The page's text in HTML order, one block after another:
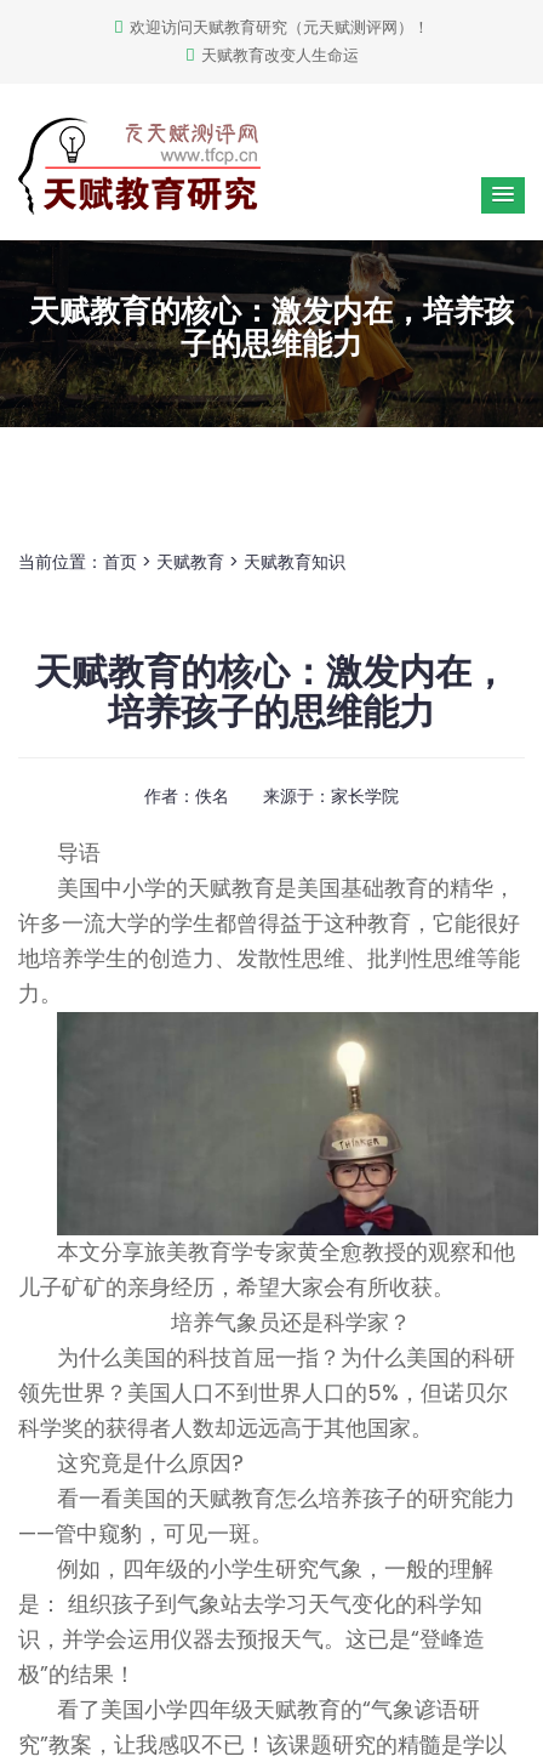
欢迎访问天赋教育研究（元天赋测评网）！
天赋教育改变人生命运
天赋教育的核心：激发内在，培养孩
子的思维能力
当前位置： 首页 > 天赋教育 > 天赋教育知识
天赋教育的核心：激发内在，
培养孩子的思维能力
作者：佚名 来源于： 家长学院
导语
美国中小学的天赋教育是美国基础教育的精华，
许多一流大学的学生都曾得益于这种教育，它能很好
地培养学生的创造力、发散性思维、批判性思维等能
力。
本文分享旅美教育学专家黄全愈教授的观察和他
儿子矿矿的亲身经历，希望大家会有所收获。
培养气象员还是科学家？
为什么美国的科技首屈一指？为什么美国的科研
领先世界？美国人口不到世界人口的5%，但诺贝尔
科学奖的获得者人数却远远高于其他国家。
这究竟是什么原因?
看一看美国的天赋教育怎么培养孩子的研究能力
——管中窥豹，可见一斑。
例如，四年级的小学生研究气象，一般的理解
是： 组织孩子到气象站去学习天气变化的科学知
识，并学会运用仪器去预报天气。这已是“登峰造
极”的结果！
看了美国小学四年级天赋教育的“气象谚语研
究”教案，让我感叹不已！该课题研究的精髓是学以